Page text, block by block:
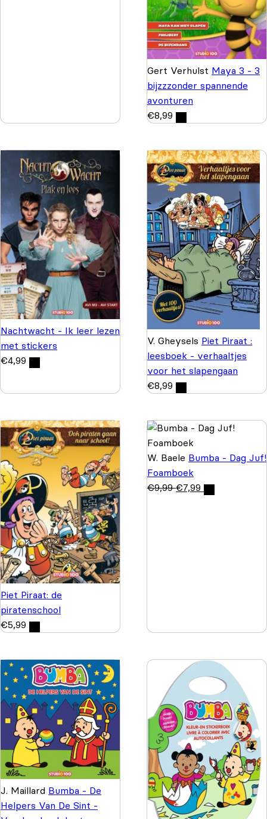
Gert Verhulst Maya 3 - 3
bijzzzonder spannende
avonturen
€8,99
Nachtwacht - Ik leer lezen
met stickers
€4,99
V. Gheysels Piet Piraat :
leesboek - verhaaltjes
voor het slapengaan
€8,99
Piet Piraat: de
piratenschool
€5,99
W. Baele Bumba - Dag Juf!
Foamboek
€9,99 €7,99
J. Maillard Bumba - De
Helpers Van De Sint -